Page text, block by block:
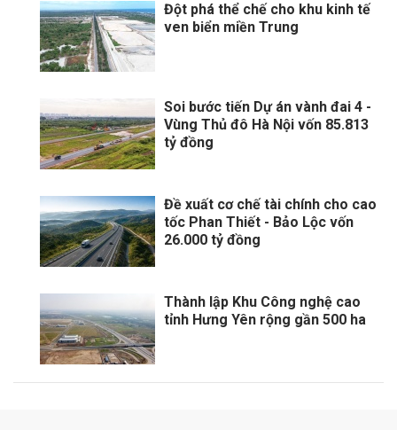
Đột phá thể chế cho khu kinh tế
ven biển miền Trung
Soi bước tiến Dự án vành đai 4 -
Vùng Thủ đô Hà Nội vốn 85.813
tỷ đồng
Đề xuất cơ chế tài chính cho cao
tốc Phan Thiết - Bảo Lộc vốn
26.000 tỷ đồng
Thành lập Khu Công nghệ cao
tỉnh Hưng Yên rộng gần 500 ha